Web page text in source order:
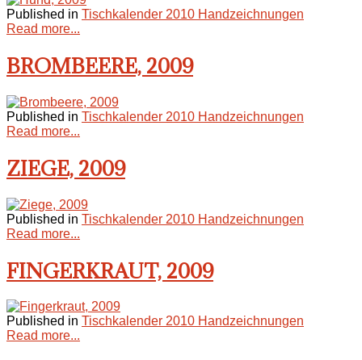
Published in Tischkalender 2010 Handzeichnungen
Read more...
BROMBEERE, 2009
Published in Tischkalender 2010 Handzeichnungen
Read more...
ZIEGE, 2009
Published in Tischkalender 2010 Handzeichnungen
Read more...
FINGERKRAUT, 2009
Published in Tischkalender 2010 Handzeichnungen
Read more...